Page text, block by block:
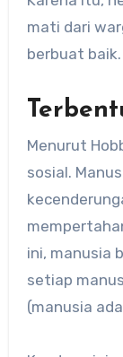
mati dari
berbuat baik.
Menurut
sosial.
ini, manusia
setiap
(manusia